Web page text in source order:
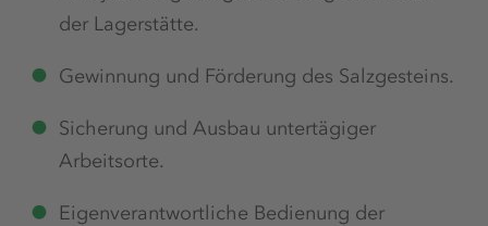
der Lagerstätte.
Gewinnung und Förderung des Salzgesteins.
Sicherung und Ausbau untertägiger
Arbeitsorte.
Eigenverantwortliche Bedienung der